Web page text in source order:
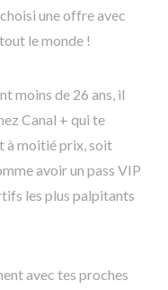
une offre avec
le monde !
moins de 26 ans, il
Canal + qui te
à moitié prix, soit
avoir un pass VIP
les plus palpitants
avec tes proches